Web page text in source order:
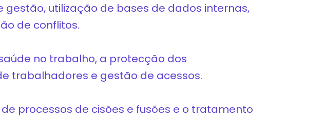
utilização de bases de dados internas,
de conflitos.
no trabalho, a protecção dos
trabalhadores e gestão de acessos.
processos de cisões e fusões e o tratamento